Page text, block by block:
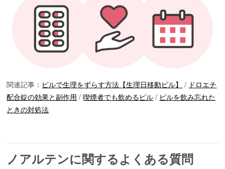
関連記事： ピルで生理をずらす方法【生理日移動ピル】 / ドロエチ
配合錠の効果と副作用 /喫煙者でも飲めるピル / ピルを飲み忘れた
ときの対処法
ノアルテンに関するよくある質問